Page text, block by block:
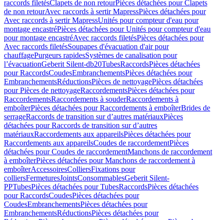
raccords filetésClapets de non retourPièces détachées pour Clapets
de non retourAvec raccords à sertir MapressPièces détachées pour
Avec raccords à sertir MapressUnités pour compteur d'eau pour
montage encastréPièces détachées pour Unités pour compteur d'eau
pour montage encastréAvec raccords filetésPièces détachées pour
Avec raccords filetésSoupapes d'évacuation d'air pour
chauffagePurgeurs rapidesSystèmes de canalisation pour
l’évacuationGeberit Silent-db20TubesRaccordsPièces détachées
pour RaccordsCoudesEmbranchementsPièces détachées pour
EmbranchementsRéductionsPièces de nettoyagePièces détachées
pour Pièces de nettoyageRaccordementsPièces détachées pour
RaccordementsRaccordements à souderRaccordements à
emboîterPièces détachées pour Raccordements à emboîterBrides de
serrageRaccords de transition sur d’autres matériauxPièces
détachées pour Raccords de transition sur d’autres
matériauxRaccordements aux appareilsPièces détachées pour
Raccordements aux appareilsCoudes de raccordementPièces
détachées pour Coudes de raccordementManchons de raccordement
à emboîterPièces détachées pour Manchons de raccordement à
emboîterAccessoiresColliersFixations pour
colliersFermeturesJointsConsommablesGeberit Silent-
PPTubesPièces détachées pour TubesRaccordsPièces détachées
pour RaccordsCoudesPièces détachées pour
CoudesEmbranchementsPièces détachées pour
EmbranchementsRéductionsPièces détachées pour